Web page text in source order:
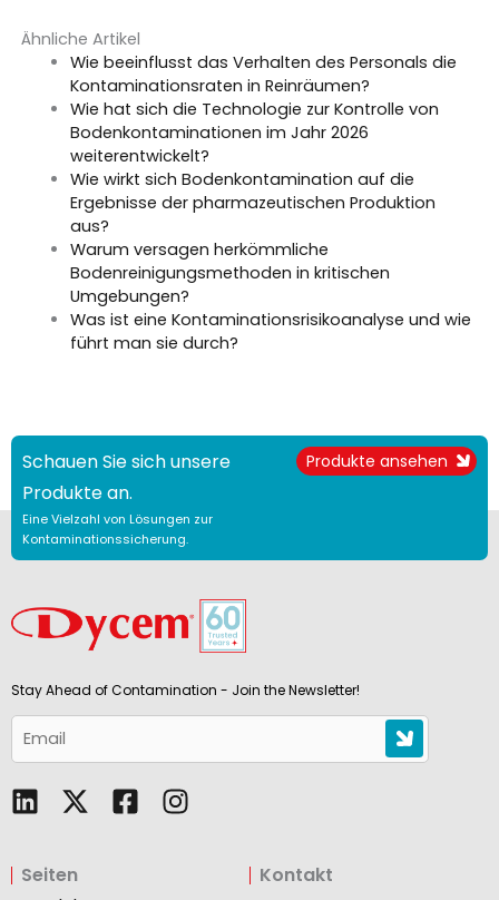
Ähnliche Artikel
Wie beeinflusst das Verhalten des Personals die
Kontaminationsraten in Reinräumen?
Wie hat sich die Technologie zur Kontrolle von
Bodenkontaminationen im Jahr 2026
weiterentwickelt?
Wie wirkt sich Bodenkontamination auf die
Ergebnisse der pharmazeutischen Produktion
aus?
Warum versagen herkömmliche
Bodenreinigungsmethoden in kritischen
Umgebungen?
Was ist eine Kontaminationsrisikoanalyse und wie
führt man sie durch?
Schauen Sie sich unsere
Produkte an.
Eine Vielzahl von Lösungen zur
Kontaminationssicherung.
Produkte ansehen
Stay Ahead of Contamination - Join the Newsletter!
L
k
F I
Seiten
Kontakt